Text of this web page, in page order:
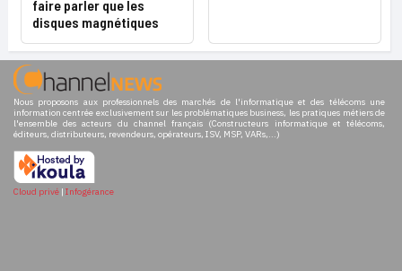
faire parler que les
disques magnétiques
Nous proposons aux professionnels des marchés de l'informatique et des télécoms une
information centrée exclusivement sur les problématiques business, les pratiques métiers de
l'ensemble des acteurs du channel français (Constructeurs informatique et télécoms,
éditeurs, distributeurs, revendeurs, opérateurs, ISV, MSP, VARs,...)
Cloud privé | Infogérance